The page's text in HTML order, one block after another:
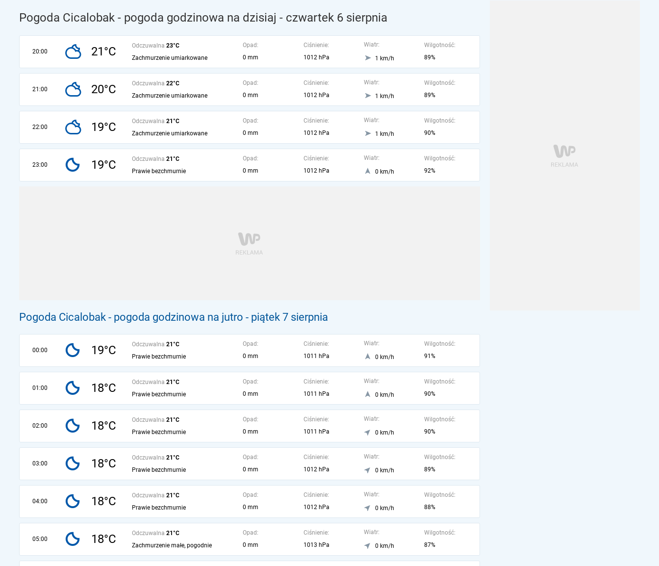
Pogoda Cicalobak - pogoda godzinowa na dzisiaj - czwartek 6 sierpnia
20:00 21°C Odczuwalna 23°C
Zachmurzenie umiarkowane
Opad:
0 mm
Ciśnienie:
1012 hPa
Wiatr:
1 km/h
Wilgotność:
89%
21:00 20°C Odczuwalna 22°C
Zachmurzenie umiarkowane
Opad:
0 mm
Ciśnienie:
1012 hPa
Wiatr:
1 km/h
Wilgotność:
89%
22:00 19°C Odczuwalna 21°C
Zachmurzenie umiarkowane
Opad:
0 mm
Ciśnienie:
1012 hPa
Wiatr:
1 km/h
Wilgotność:
90%
23:00 19°C Odczuwalna 21°C
Prawie bezchmurnie
Opad:
0 mm
Ciśnienie:
1012 hPa
Wiatr:
0 km/h
Wilgotność:
92%
Pogoda Cicalobak - pogoda godzinowa na jutro - piątek 7 sierpnia
00:00 19°C Odczuwalna 21°C
Prawie bezchmurnie
Opad:
0 mm
Ciśnienie:
1011 hPa
Wiatr:
0 km/h
Wilgotność:
91%
01:00 18°C Odczuwalna 21°C
Prawie bezchmurnie
Opad:
0 mm
Ciśnienie:
1011 hPa
Wiatr:
0 km/h
Wilgotność:
90%
02:00 18°C Odczuwalna 21°C
Prawie bezchmurnie
Opad:
0 mm
Ciśnienie:
1011 hPa
Wiatr:
0 km/h
Wilgotność:
90%
03:00 18°C Odczuwalna 21°C
Prawie bezchmurnie
Opad:
0 mm
Ciśnienie:
1012 hPa
Wiatr:
0 km/h
Wilgotność:
89%
04:00 18°C Odczuwalna 21°C
Prawie bezchmurnie
Opad:
0 mm
Ciśnienie:
1012 hPa
Wiatr:
0 km/h
Wilgotność:
88%
05:00 18°C Odczuwalna 21°C
Zachmurzenie małe, pogodnie
Opad:
0 mm
Ciśnienie:
1013 hPa
Wiatr:
0 km/h
Wilgotność:
87%